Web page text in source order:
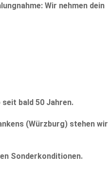
Wir nehmen dein
bald 50 Jahren.
(Würzburg) stehen wir
Sonderkonditionen.